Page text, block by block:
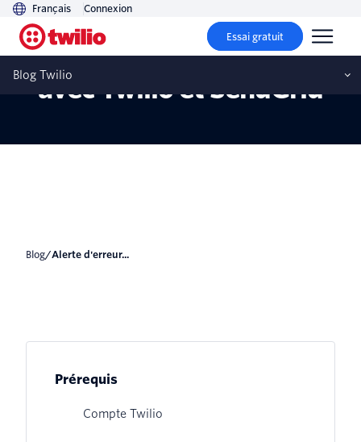
Français Connexion
Essai gratuit
Blog Twilio
Alerte d'erreur Python
avec Twilio et SendGrid
blog/ Alerte d'erreur...
Prérequis
Compte Twilio